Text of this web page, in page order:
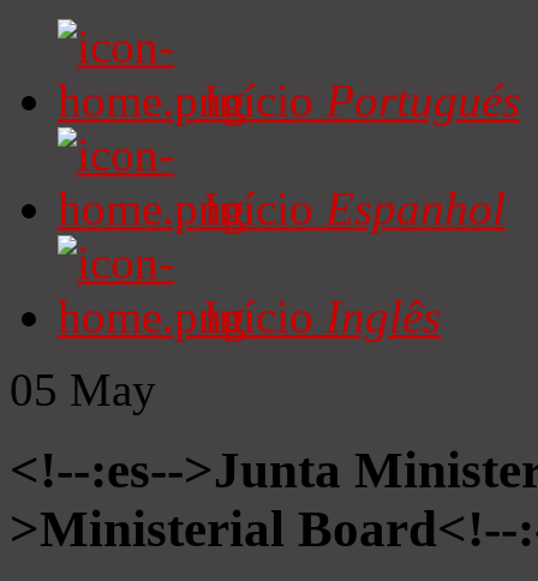
Início Portugués
Início Espanhol
Início Inglês
05 May
<!--:es-->Junta
>Ministerial Board<!--